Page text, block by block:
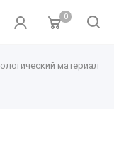
0
материал